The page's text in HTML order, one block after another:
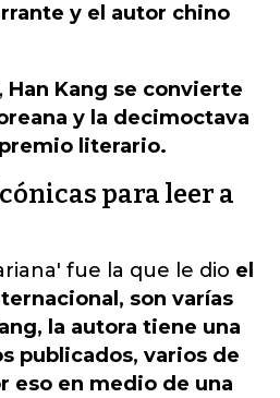
y el autor chino
Han Kang se convierte
y la decimoctava
literario.
para leer a
fue la que le dio el
son varías
la autora tiene una
publicados, varios de
eso en medio de una